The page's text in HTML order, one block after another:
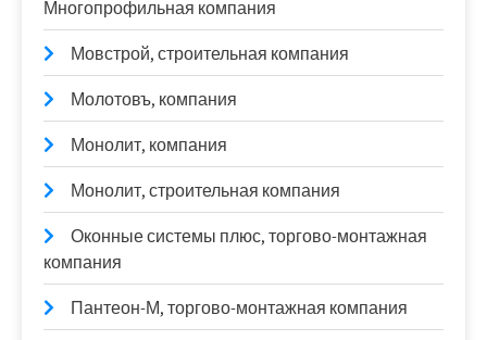
Многопрофильная компания
Мовстрой, строительная компания
Молотовъ, компания
Монолит, компания
Монолит, строительная компания
Оконные системы плюс, торгово-монтажная
компания
Пантеон-М, торгово-монтажная компания